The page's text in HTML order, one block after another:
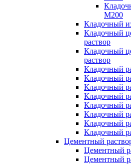
М200
Кладочный
Кладочный
раствор
Кладочный
раствор
Кладочный
Кладочный
Кладочный
Кладочный
Кладочный
Кладочный
Кладочный
Кладочный
Цементный
Цементный
Цементный